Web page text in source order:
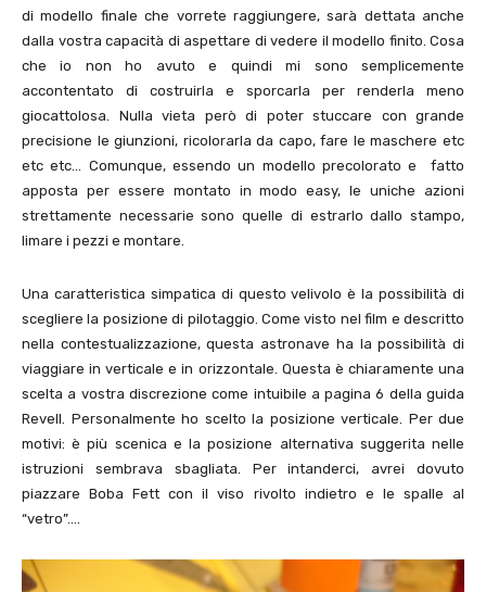
di modello finale che vorrete raggiungere, sarà dettata anche
dalla vostra capacità di aspettare di vedere il modello finito. Cosa
che io non ho avuto e quindi mi sono semplicemente
accontentato di costruirla e sporcarla per renderla meno
giocattolosa. Nulla vieta però di poter stuccare con grande
precisione le giunzioni, ricolorarla da capo, fare le maschere etc
etc etc… Comunque, essendo un modello precolorato e fatto
apposta per essere montato in modo easy, le uniche azioni
strettamente necessarie sono quelle di estrarlo dallo stampo,
limare i pezzi e montare.
Una caratteristica simpatica di questo velivolo è la possibilità di
scegliere la posizione di pilotaggio. Come visto nel film e descritto
nella contestualizzazione, questa astronave ha la possibilità di
viaggiare in verticale e in orizzontale. Questa è chiaramente una
scelta a vostra discrezione come intuibile a pagina 6 della guida
Revell. Personalmente ho scelto la posizione verticale. Per due
motivi: è più scenica e la posizione alternativa suggerita nelle
istruzioni sembrava sbagliata. Per intanderci, avrei dovuto
piazzare Boba Fett con il viso rivolto indietro e le spalle al
“vetro”….